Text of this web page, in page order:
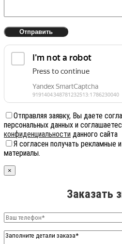
Отправляя заявку, Вы даете
персональных данных и
конфиденциальности данного сайта
Я согласен получать рекламные
материалы.
×
Заказать